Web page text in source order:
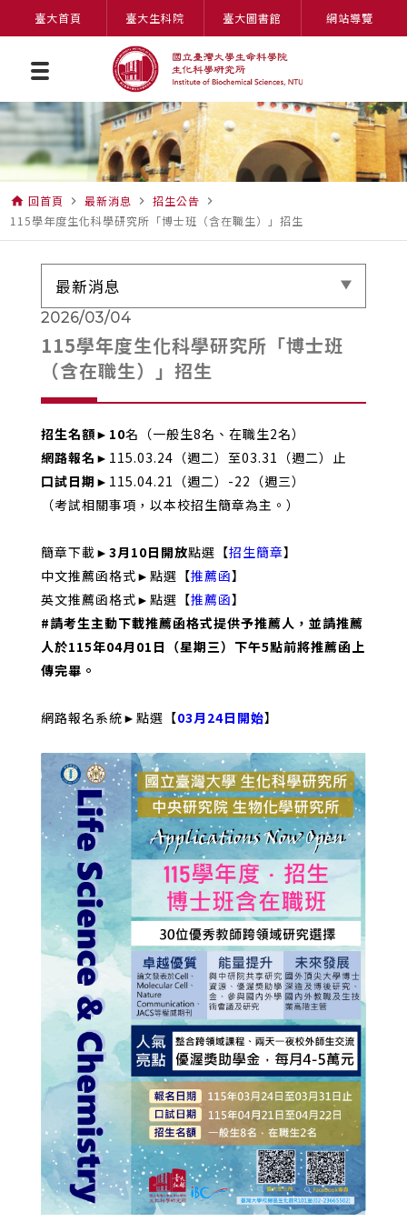
臺大首頁 臺大生科院 臺大圖書館 網站導覽
home 回首頁 navigate_next 最新消息 navigate_next 招生公告 navigate_next
115學年度生化科學研究所「博士班（含在職生）」招生
最新消息
2026/03/04
115學年度生化科學研究所「博士班
（含在職生）」招生
招生名額►10名（一般生8名、在職生2名）
網路報名 ► 115.03.24（週二）至03.31（週二）止
口試日期 ► 115.04.21（週二）-22（週三）
（考試相關事項，以本校招生簡章為主。）
簡章下載►3月10日開放點選【招生簡章】
中文推薦函格式► 點選【推薦函】
英文推薦函格式► 點選【推薦函】
#請考生主動下載推薦函格式提供予推薦人，並請推薦
人於115年04月01 日（星期三）下午5點前將推薦函上
傳完畢。
網路報名系統►點選【03月24日開始】